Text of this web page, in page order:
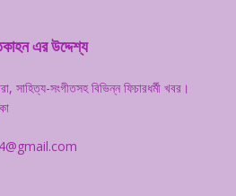
এর উদ্দেশ্য
সাহিত্য-সংগীতসহ বিভিন্ন ফিচারধর্মী খবর।